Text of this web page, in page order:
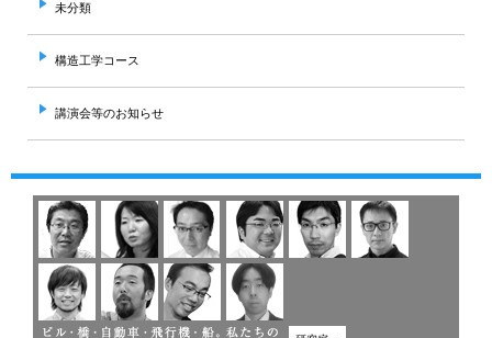
未分類
構造工学コース
講演会等のお知らせ